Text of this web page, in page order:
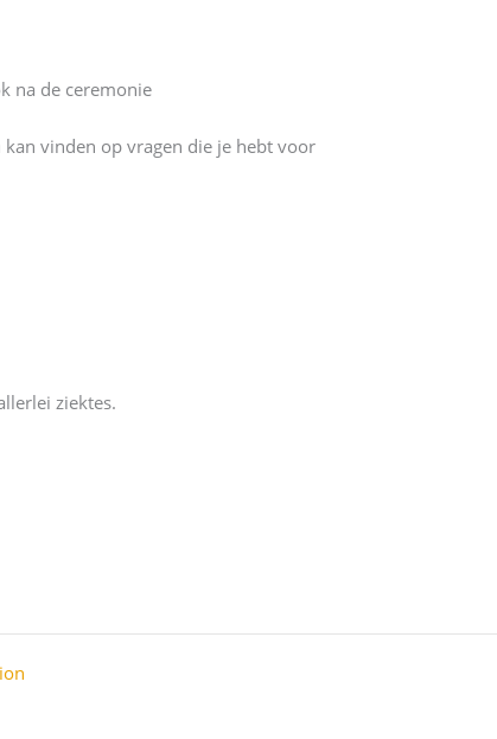
na de ceremonie
vinden op vragen die je hebt voor
ziektes.